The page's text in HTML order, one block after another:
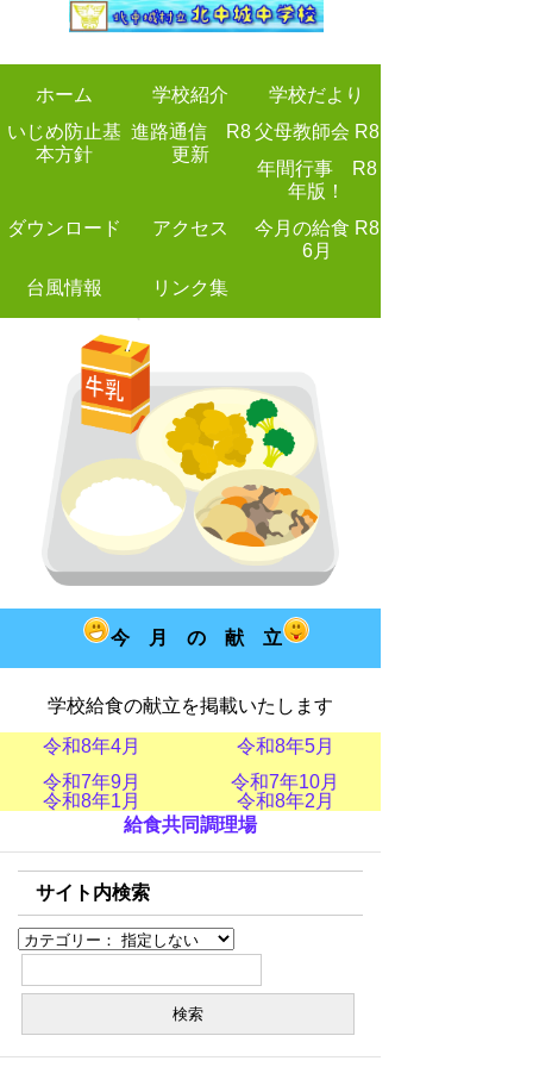
ホーム 学校紹介
学校だより
いじめ防止基
本方針
進路通信 R8
更新
父母教師会 R8
年間行事 R8
年版！
ダウンロード
アクセス
今月の給食 R8
6月
台風情報
リンク集
今 月 の 献 立
学校給食の献立を掲載いたします
令和8年4月
令和8年5月
令和7年9月
令和7年10月
令和8年1月
令和8年2月
給食共同調理場
サイト内検索